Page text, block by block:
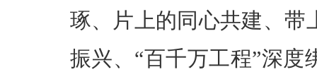
琢、片上的同心共建、带
振兴、“百千万工程”深